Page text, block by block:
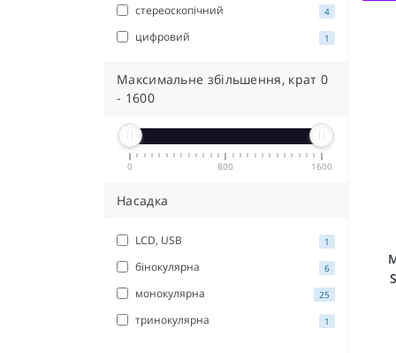
стереоскопічний 4
цифровий 1
Максимальне збільшення, крат 0
- 1600
0 800 1600
Насадка
LCD, USB 1
бінокулярна 6
монокулярна 25
тринокулярна 1